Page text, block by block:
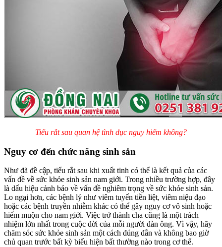
Tiểu rắt sau quan hệ tình dục nguy hiểm không?
Nguy cơ đến chức năng sinh sản
Như đã đề cập, tiểu rắt sau khi xuất tinh có thể là kết quả của các
vấn đề về sức khỏe sinh sản nam giới. Trong nhiều trường hợp, đây
là dấu hiệu cảnh báo về vấn đề nghiêm trọng về sức khỏe sinh sản.
Lo ngại hơn, các bệnh lý như viêm tuyến tiền liệt, viêm niệu đạo
hoặc các bệnh truyền nhiễm khác có thể gây nguy cơ vô sinh hoặc
hiếm muộn cho nam giới. Việc trở thành cha cũng là một trách
nhiệm lớn nhất trong cuộc đời của mỗi người đàn ông. Vì vậy, hãy
chăm sóc sức khỏe sinh sản một cách đúng đắn và không bao giờ
chủ quan trước bất kỳ biểu hiện bất thường nào trong cơ thể.